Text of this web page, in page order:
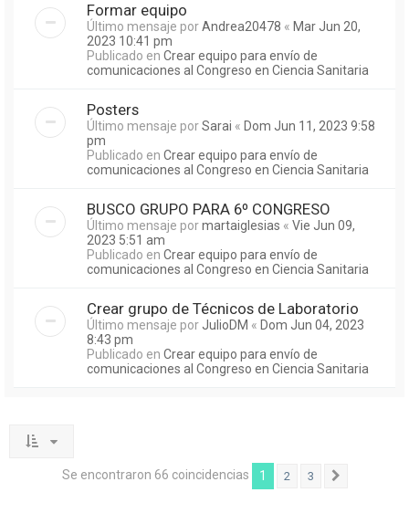
Formar equipo
Último mensaje porAndrea20478 « Mar Jun 20,
2023 10:41 pm
Publicado en Crear equipo para envío de
comunicaciones al Congreso en Ciencia Sanitaria
Posters
Último mensaje porSarai « Dom Jun 11, 2023 9:58
pm
Publicado en Crear equipo para envío de
comunicaciones al Congreso en Ciencia Sanitaria
BUSCO GRUPO PARA 6º CONGRESO
Último mensaje pormartaiglesias « Vie Jun 09,
2023 5:51 am
Publicado en Crear equipo para envío de
comunicaciones al Congreso en Ciencia Sanitaria
Crear grupo de Técnicos de Laboratorio
Último mensaje por JulioDM « Dom Jun 04, 2023
8:43 pm
Publicado en Crear equipo para envío de
comunicaciones al Congreso en Ciencia Sanitaria
Se encontraron 66 coincidencias 1 2 3